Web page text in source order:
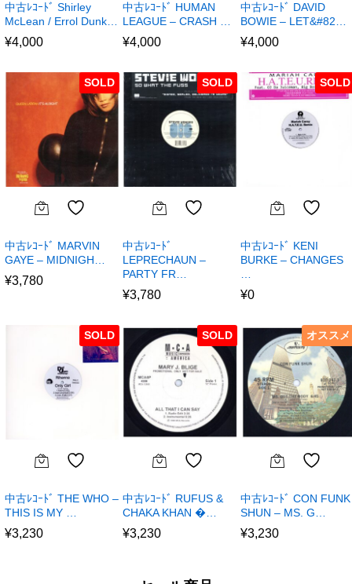
中古ﾚｺｰﾄﾞ Shirley
McLean / Errol Dunk…
¥4,000
中古ﾚｺｰﾄﾞ HUMAN
LEAGUE – CRASH …
¥4,000
中古ﾚｺｰﾄﾞ DAVID
BOWIE – LET&#82…
¥4,000
SOLD
中古ﾚｺｰﾄﾞ MARVIN
GAYE – MIDNIGH…
¥3,780
SOLD
中古ﾚｺｰﾄﾞ
LEPRECHAUN –
PARTY FR…
¥3,780
SOLD
中古ﾚｺｰﾄﾞ KENI
BURKE – CHANGES
¥0
SOLD
中古ﾚｺｰﾄﾞ THE WHO –
THIS IS MY …
¥3,230
SOLD
中古ﾚｺｰﾄﾞ RUFUS &
CHAKA KHAN �…
¥3,230
オススメ
中古ﾚｺｰﾄﾞ CON FUNK
SHUN – MS. G…
¥3,230